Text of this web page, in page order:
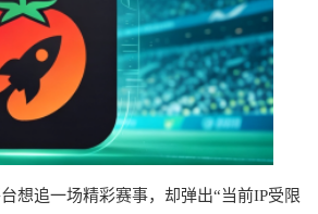
想追一场精彩赛事，却弹出“当前IP受限